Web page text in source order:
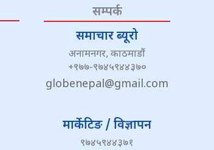
सम्पर्क
समाचार ब्यूरो
अनामनगर, काठमाडौं
+९७७-९७४५९४४३७०
globenepal@gmail.com
मार्केटिङ / विज्ञापन
९७४५९४४३७१